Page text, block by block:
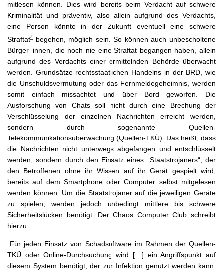
mitlesen können. Dies wird bereits beim Verdacht auf schwere
Kriminalität und präventiv, also allein aufgrund des Verdachts,
eine Person könnte in der Zukunft eventuell eine schwere
Straftat4
begehen, möglich sein. So können auch unbescholtene
Bürger_innen, die noch nie eine Straftat begangen haben, allein
aufgrund des Verdachts einer ermittelnden Behörde überwacht
werden. Grundsätze rechtsstaatlichen Handelns in der BRD, wie
die Unschuldsvermutung oder das Fernmeldegeheimnis, werden
somit einfach missachtet und über Bord geworfen. Die
Ausforschung von Chats soll nicht durch eine Brechung der
Verschlüsselung der einzelnen Nachrichten erreicht werden,
sondern durch sogenannte Quellen-
Telekommunikationsüberwachung (Quellen-TKÜ). Das heißt, dass
die Nachrichten nicht unterwegs abgefangen und entschlüsselt
werden, sondern durch den Einsatz eines „Staatstrojaners“, der
den Betroffenen ohne ihr Wissen auf ihr Gerät gespielt wird,
bereits auf dem Smartphone oder Computer selbst mitgelesen
werden können. Um die Staatstrojaner auf die jeweiligen Geräte
zu spielen, werden jedoch unbedingt mittlere bis schwere
Sicherheitslücken benötigt. Der Chaos Computer Club schreibt
hierzu:
Für jeden Einsatz von Schadsoftware im Rahmen der Quellen-
TKÜ oder Online-Durchsuchung wird […] ein Angriffspunkt auf
diesem System benötigt, der zur Infektion genutzt werden kann.